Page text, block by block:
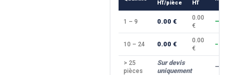
HT/pièce HT
1 – 9 0.00 €
0.00
€
—
10 – 24 0.00 €
0.00
€
> 25
pièces
Sur devis
uniquement
—